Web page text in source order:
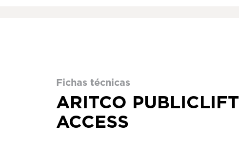
Fichas técnicas
ARITCO PUBLICLIFT
ACCESS